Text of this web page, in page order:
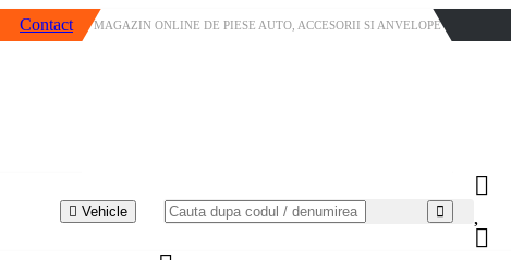
Contact MAGAZIN ONLINE DE PIESE AUTO, ACCESORII SI ANVELOPE
Vehicle